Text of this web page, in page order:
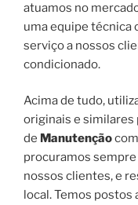
atuamos no
uma equipe técnica
serviço a nossos
condicionado.
Acima de tudo,
originais e similares
de Manutençãocom
procuramos
nossos clientes, e
local. Temos